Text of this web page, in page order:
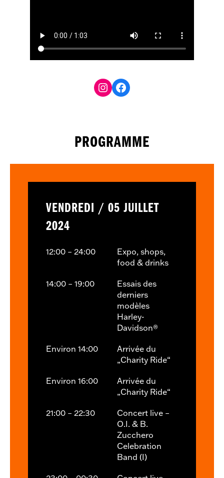
Facebook
PROGRAMME
VENDREDI / 05 JUILLET
2024
12:00 – 24:00
Expo, shops,
food & drinks
14:00 – 19:00
Essais des
derniers
modèles
Harley-
Davidson®
Environ 14:00
Arrivée du
„Charity Ride“
Environ 16:00
Arrivée du
„Charity Ride“
21:00 – 22:30
Concert live –
O.I. & B.
Zucchero
Celebration
Band (I)